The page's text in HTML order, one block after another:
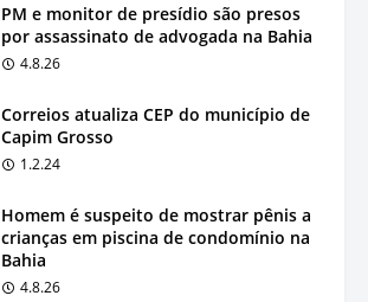
PM e monitor de presídio são presos
por assassinato de advogada na Bahia
4.8.26
Correios atualiza CEP do município de
Capim Grosso
1.2.24
Homem é suspeito de mostrar pênis a
crianças em piscina de condomínio na
Bahia
4.8.26